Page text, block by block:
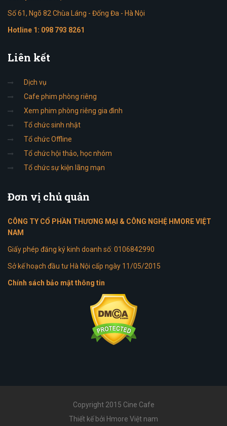
Số 61, Ngõ 82 Chùa Láng - Đống Đa - Hà Nội
Hotline 1: 098 793 8261
Liên kết
Dịch vụ
Cafe phim phòng riêng
Xem phim phòng riêng gia đình
Tổ chức sinh nhật
Tổ chức Offline
Tổ chức hội thảo, học nhóm
Tổ chức sự kiện lãng mạn
Đơn vị chủ quản
CÔNG TY CỔ PHẦN THƯƠNG MẠI & CÔNG NGHỆ HMORE VIỆT
NAM
Giấy phép đăng ký kinh doanh số: 0106842990
Sở kế hoạch đầu tư Hà Nội cấp ngày 11/05/2015
Chính sách bảo mật thông tin
Copyright 2015 Cine Cafe
Thiết kế bởi Hmore Việt nam